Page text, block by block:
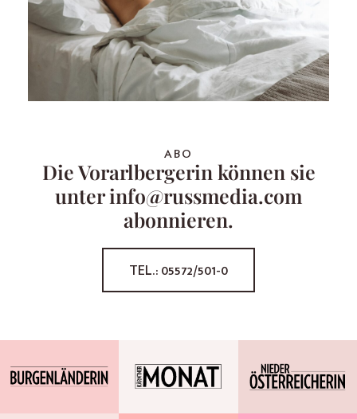
ABO
Die Vorarlbergerin können sie
unter info@russmedia.com
abonnieren.
TEL.: 05572/501-0